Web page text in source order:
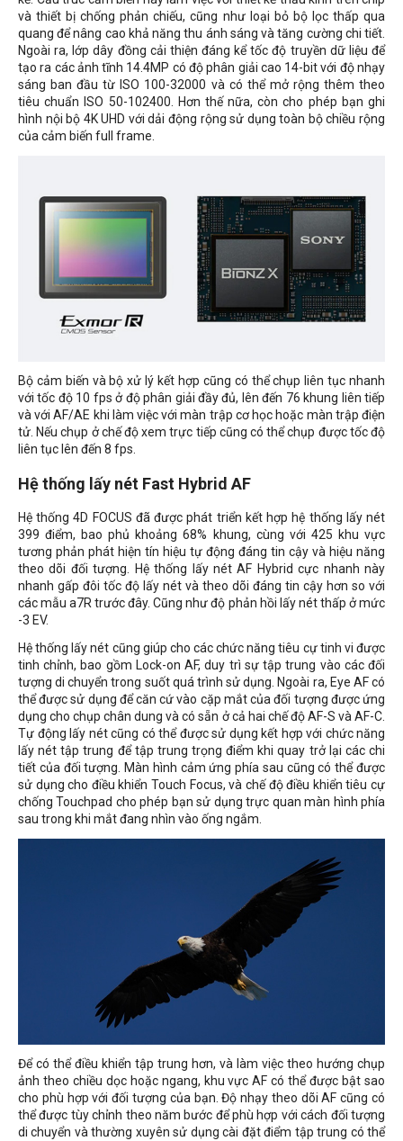
và thiết bị chống phản chiếu, cũng như loại bỏ bộ lọc thấp qua
quang để nâng cao khả năng thu ánh sáng và tăng cường chi tiết.
Ngoài ra, lớp dây đồng cải thiện đáng kể tốc độ truyền dữ liệu để
tạo ra các ảnh tĩnh 14.4MP có độ phân giải cao 14-bit với độ nhạy
sáng ban đầu từ ISO 100-32000 và có thể mở rộng thêm theo
tiêu chuẩn ISO 50-102400. Hơn thế nữa, còn cho phép bạn ghi
hình nội bộ 4K UHD với dải động rộng sử dụng toàn bộ chiều rộng
của cảm biến full frame.
Bộ cảm biến và bộ xử lý kết hợp cũng có thể chụp liên tục nhanh
với tốc độ 10 fps ở độ phân giải đầy đủ, lên đến 76 khung liên tiếp
và với AF/AE khi làm việc với màn trập cơ học hoặc màn trập điện
tử. Nếu chụp ở chế độ xem trực tiếp cũng có thể chụp được tốc độ
liên tục lên đến 8 fps.
Hệ thống lấy nét Fast Hybrid AF
Hệ thống 4D FOCUS đã được phát triển kết hợp hệ thống lấy nét
399 điểm, bao phủ khoảng 68% khung, cùng với 425 khu vực
tương phản phát hiện tín hiệu tự động đáng tin cậy và hiệu năng
theo dõi đối tượng. Hệ thống lấy nét AF Hybrid cực nhanh này
nhanh gấp đôi tốc độ lấy nét và theo dõi đáng tin cậy hơn so với
các mẫu a7R trước đây. Cũng như độ phản hồi lấy nét thấp ở mức
-3 EV.
Hệ thống lấy nét cũng giúp cho các chức năng tiêu cự tinh vi được
tinh chỉnh, bao gồm Lock-on AF, duy trì sự tập trung vào các đối
tượng di chuyển trong suốt quá trình sử dụng. Ngoài ra, Eye AF có
thể được sử dụng để căn cứ vào cặp mắt của đối tượng được ứng
dụng cho chụp chân dung và có sẵn ở cả hai chế độ AF-S và AF-C.
Tự động lấy nét cũng có thể được sử dụng kết hợp với chức năng
lấy nét tập trung để tập trung trọng điểm khi quay trở lại các chi
tiết của đối tượng. Màn hình cảm ứng phía sau cũng có thể được
sử dụng cho điều khiển Touch Focus, và chế độ điều khiển tiêu cự
chống Touchpad cho phép bạn sử dụng trực quan màn hình phía
sau trong khi mắt đang nhìn vào ống ngắm.
Để có thể điều khiển tập trung hơn, và làm việc theo hướng chụp
ảnh theo chiều dọc hoặc ngang, khu vực AF có thể được bật sao
cho phù hợp với đối tượng của bạn. Độ nhạy theo dõi AF cũng có
thể được tùy chỉnh theo năm bước để phù hợp với cách đối tượng
di chuyển và thường xuyên sử dụng cài đặt điểm tập trung có thể